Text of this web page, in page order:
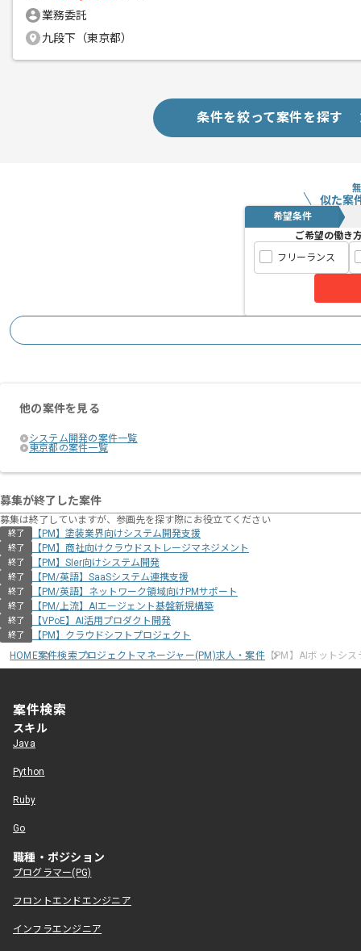
業務委託
九段下（東京都）
条件を絞って案件を探す
似た案
希望条件
ご希望の働き
フリーランス
他の案件を見る
システム開発の案件一覧
東京都の案件一覧
募集が終了した案件
募集は終了していますが、参画先を探す際にお役立てください
終了 【PM】塗装業界向けシステム開発支援
終了 【PM】商社向けクラウドストレージマネジメント
終了 【PM】SIer向けシステム開発
終了 【PM/英語】SaaSシステム連携支援
終了 【PM/英語】ネットワーク領域向けPMサポート
終了 【PM/上流】AIエージェント基盤新規構築
終了 【VPoE】AI活用プロダクト開発
終了
【PM】クラウドシフトプロジェクト
HOME案件検索プロジェクトマネージャー(PM)求人・案件【PM】AIボットシ
案件検索
スキル
Java
Python
Ruby
Go
職種・ポジション
プログラマー(PG)
フロントエンドエンジニア
インフラエンジニア